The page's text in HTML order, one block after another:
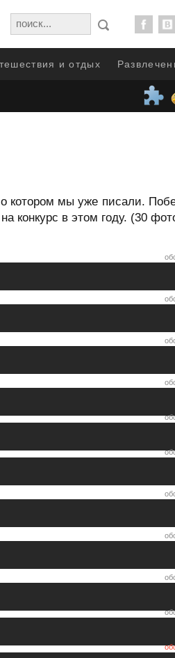
и отдых
котором мы уже писали.
конкурс в этом году. (30